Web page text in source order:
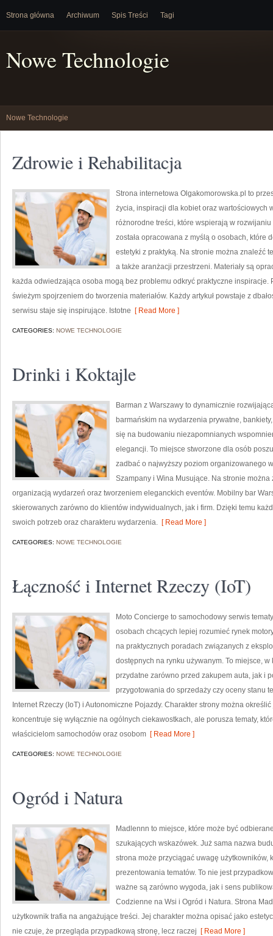
Strona główna Archiwum Spis Treści Tagi
Nowe Technologie
Nowe Technologie
Zdrowie i Rehabilitacja
Strona internetowa Olgakomorowska.pl to
życia, inspiracji dla kobiet oraz wartościowych
różnorodne treści, które wspierają w
została opracowana z myślą o osobach, które
estetyki z praktyką. Na stronie można znaleźć
a także aranżacji przestrzeni. Materiały są
każda odwiedzająca osoba mogą bez problemu odkryć praktyczne
świeżym spojrzeniem do tworzenia materiałów. Każdy artykuł powstaje z
serwisu staje się inspirujące. Istotne [ Read More ]
CATEGORIES: NOWE TECHNOLOGIE
Drinki i Koktajle
Barman z Warszawy to dynamicznie
barmańskim na wydarzenia prywatne,
się na budowaniu niezapomnianych
elegancji. To miejsce stworzone dla osób
zadbać o najwyższy poziom organizowanego
Szampany i Wina Musujące. Na stronie
organizacją wydarzeń oraz tworzeniem eleganckich eventów. Mobilny bar
skierowanych zarówno do klientów indywidualnych, jak i firm. Dzięki temu
swoich potrzeb oraz charakteru wydarzenia. [ Read More ]
CATEGORIES: NOWE TECHNOLOGIE
Łączność i Internet Rzeczy (IoT)
Moto Concierge to samochodowy serwis
osobach chcących lepiej rozumieć rynek
na praktycznych poradach związanych z
dostępnych na rynku używanym. To miejsce,
przydatne zarówno przed zakupem auta, jak i
przygotowania do sprzedaży czy oceny stanu
Internet Rzeczy (IoT) i Autonomiczne Pojazdy. Charakter strony można
koncentruje się wyłącznie na ogólnych ciekawostkach, ale porusza tematy,
właścicielom samochodów oraz osobom [ Read More ]
CATEGORIES: NOWE TECHNOLOGIE
Ogród i Natura
Madlennn to miejsce, które może być
szukających wskazówek. Już sama nazwa
strona może przyciągać uwagę użytkowników,
prezentowania tematów. To nie jest
ważne są zarówno wygoda, jak i sens
Codzienne na Wsi i Ogród i Natura. Strona
użytkownik trafia na angażujące treści. Jej charakter można opisać jako
nie czuje, że przegląda przypadkową stronę, lecz raczej [ Read More ]